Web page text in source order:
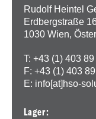
Rudolf Heintel
Erdbergstraße
1030 Wien,
T: +43 (1) 403
F: +43 (1) 403
E: info[at]hso-
Lager: